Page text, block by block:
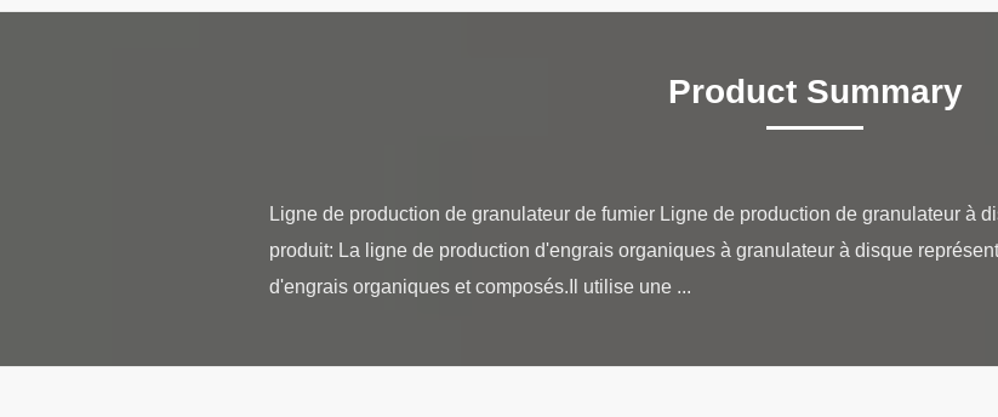
Product Summary
Ligne de production de granulateur de fumier Ligne de production de granulateur à
produit: La ligne de production d'engrais organiques à granulateur à disque